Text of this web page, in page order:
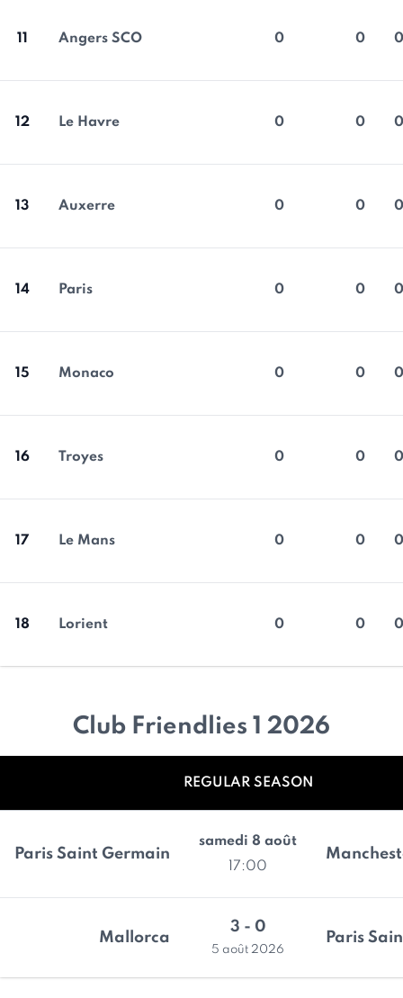
11 Angers SCO 0 0 0
12 Le Havre 0 0 0
13 Auxerre 0 0 0
14 Paris 0 0 0
15 Monaco 0 0 0
16 Troyes 0 0 0
17 Le Mans 0 0 0
18 Lorient 0 0 0
Club Friendlies 1 2026
REGULAR SEASON
Paris Saint Germain
samedi 8 août
17:00
Mallorca
3 - 0
5 août 2026
Paris